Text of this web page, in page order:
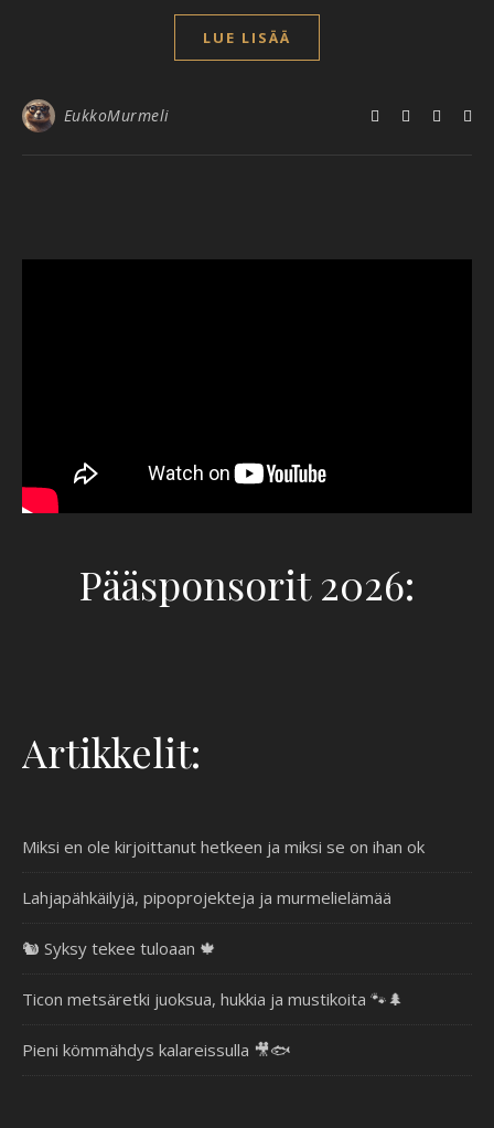
LUE LISÄÄ
EukkoMurmeli
Pääsponsorit 2026:
Artikkelit:
Miksi en ole kirjoittanut hetkeen ja miksi se on ihan ok
Lahjapähkäilyjä, pipoprojekteja ja murmelielämää
🐿️ Syksy tekee tuloaan 🍁
Ticon metsäretki juoksua, hukkia ja mustikoita 🐾🌲
Pieni kömmähdys kalareissulla 🎥🐟